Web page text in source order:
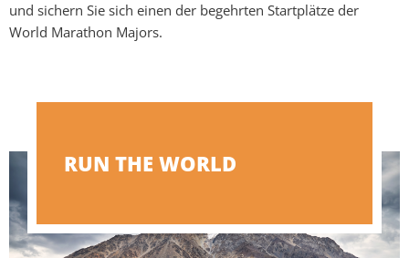
RUN THE WORLD
und sichern Sie sich einen der begehrten Startplätze der
World Marathon Majors.